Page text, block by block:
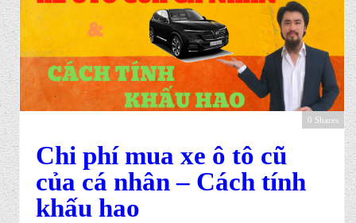
0 Shares
Chi phí mua xe ô tô cũ
của cá nhân – Cách tính
khấu hao